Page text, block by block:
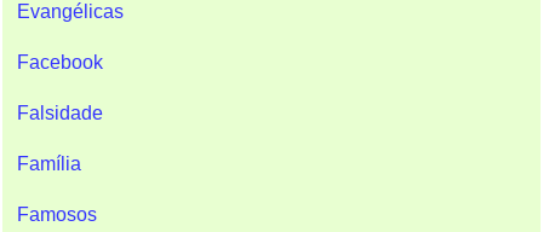
Evangélicas
Facebook
Falsidade
Família
Famosos